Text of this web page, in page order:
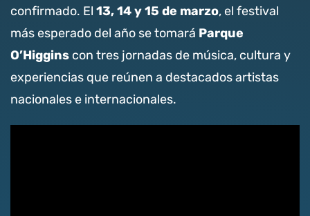
confirmado. El13, 14 y 15 de marzo, el festival
más esperado del año se tomará Parque
O’Higginscon tres jornadas de música, cultura y
experiencias que reúnen a destacados artistas
nacionales e internacionales.